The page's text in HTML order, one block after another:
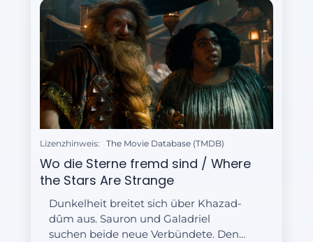
Lizenzhinweis: The Movie Database (TMDB)
Wo die Sterne fremd sind / Where
the Stars Are Strange
Dunkelheit breitet sich über Khazad-
dûm aus. Sauron und Galadriel
suchen beide neue Verbündete. Den